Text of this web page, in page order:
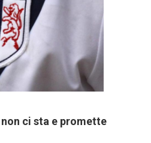
ci sta e promette